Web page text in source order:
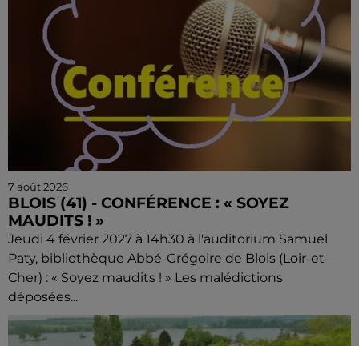
7 août 2026
BLOIS (41) - CONFÉRENCE : « SOYEZ
MAUDITS ! »
Jeudi 4 février 2027 à 14h30 à l'auditorium Samuel
Paty, bibliothèque Abbé-Grégoire de Blois (Loir-et-
Cher) : « Soyez maudits ! » Les malédictions
déposées...